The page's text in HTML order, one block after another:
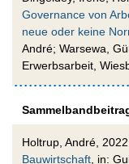
Governance von
neue oder keine
André; Warsewa,
Erwerbsarbeit,
Holtrup, André,
Bauwirtschaft , in: